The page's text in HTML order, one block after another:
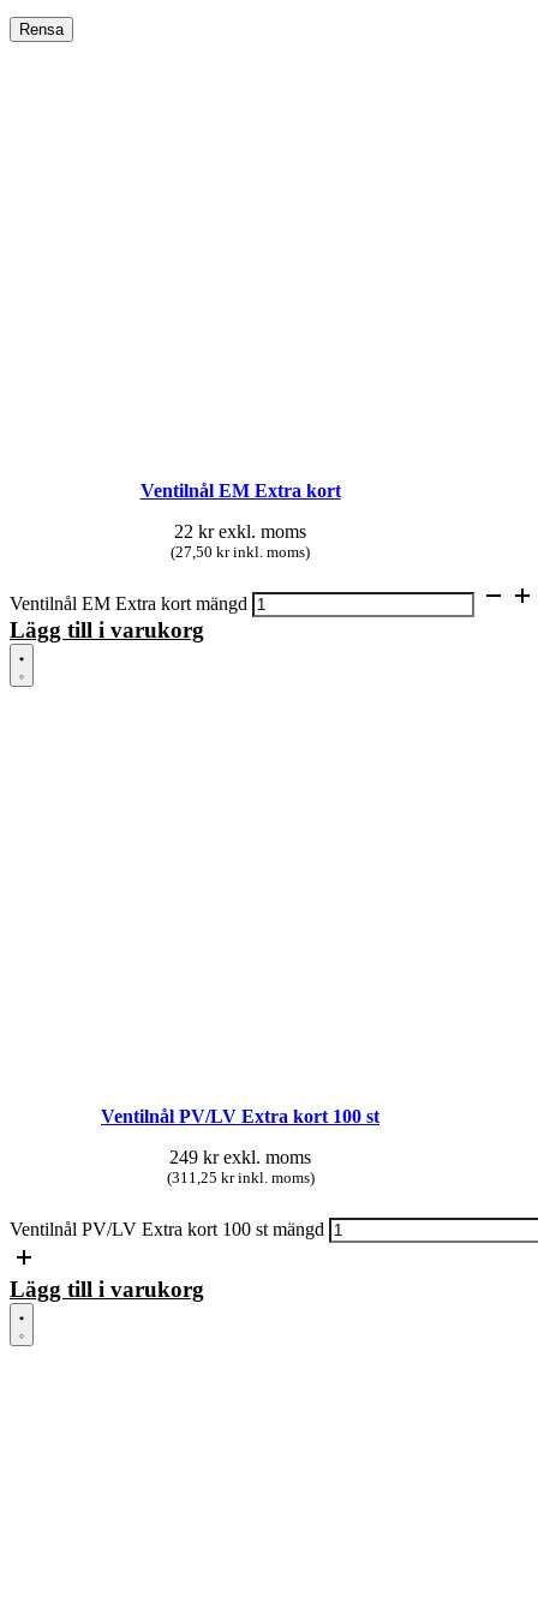
Rensa
Ventilnål EM Extra kort
22 kr exkl. moms
(27,50 kr inkl. moms)
Ventilnål EM Extra kort mängd
Lägg till i varukorg
Ventilnål PV/LV Extra kort 100 st
249 kr exkl. moms
(311,25 kr inkl. moms)
Ventilnål PV/LV Extra kort 100 st mängd
Lägg till i varukorg